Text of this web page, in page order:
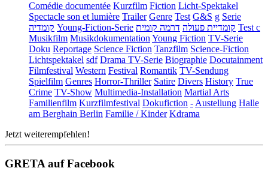
Comédie documentée Kurzfilm Fiction Licht-Spektakel
Spectacle son et lumière Trailer Genre Test G&S g Serie
קומדיה Young-Fiction-Serie קומדיית פעולה דרמה קומית
Test c
Musikfilm Musikdokumentation Young Fiction TV-Serie
Doku Reportage Science Fiction Tanzfilm Science-Fiction
Lichtspektakel sdf Drama TV-Serie Biographie Docutainment
Filmfestival Western Festival Romantik TV-Sendung
Spielfilm Genres Horror-Thriller Satire Divers History True
Crime TV-Show Multimedia-Installation Martial Arts
Familienfilm Kurzfilmfestival Dokufiction - Austellung Halle
am Berghain Berlin Familie / Kinder Kdrama
Jetzt weiterempfehlen!
GRETA auf Facebook